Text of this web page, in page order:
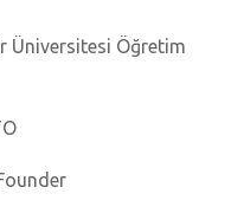
Üniversitesi Öğretim